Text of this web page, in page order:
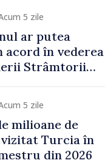
dolari
5 zile
ar putea
acord în vederea
Strâmtorii
american
5 zile
milioane de
Turcia în
din 2026